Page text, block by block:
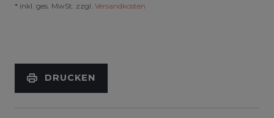
* inkl. ges. MwSt. zzgl. Versandkosten
DRUCKEN